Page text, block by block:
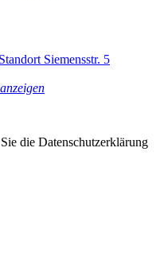
Siemensstr. 5
die Datenschutzerklärung